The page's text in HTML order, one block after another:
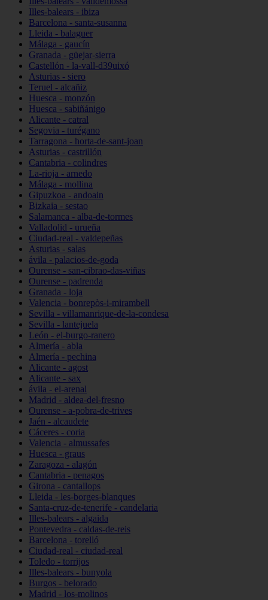
Illes-balears - ibiza
Barcelona - santa-susanna
Lleida - balaguer
Málaga - gaucín
Granada - güejar-sierra
Castellón - la-vall-d39uixó
Asturias - siero
Teruel - alcañiz
Huesca - monzón
Huesca - sabiñánigo
Alicante - catral
Segovia - turégano
Tarragona - horta-de-sant-joan
Asturias - castrillón
Cantabria - colindres
La-rioja - arnedo
Málaga - mollina
Gipuzkoa - andoain
Bizkaia - sestao
Salamanca - alba-de-tormes
Valladolid - urueña
Ciudad-real - valdepeñas
Asturias - salas
ávila - palacios-de-goda
Ourense - san-cibrao-das-viñas
Ourense - padrenda
Granada - loja
Valencia - bonrepòs-i-mirambell
Sevilla - villamanrique-de-la-condesa
Sevilla - lantejuela
León - el-burgo-ranero
Almería - abla
Almería - pechina
Alicante - agost
Alicante - sax
ávila - el-arenal
Madrid - aldea-del-fresno
Ourense - a-pobra-de-trives
Jaén - alcaudete
Cáceres - coria
Valencia - almussafes
Huesca - graus
Zaragoza - alagón
Cantabria - penagos
Girona - cantallops
Lleida - les-borges-blanques
Santa-cruz-de-tenerife - candelaria
Illes-balears - algaida
Pontevedra - caldas-de-reis
Barcelona - torelló
Ciudad-real - ciudad-real
Toledo - torrijos
Illes-balears - bunyola
Burgos - belorado
Madrid - los-molinos